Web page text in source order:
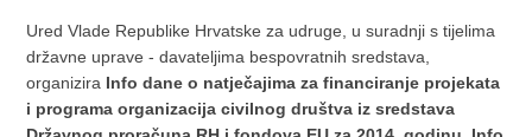
Ured Vlade Republike Hrvatske za udruge, u suradnji s tijelima
državne uprave - davateljima bespovratnih sredstava,
organizira Info dane o natječajima za financiranje projekata
i programa organizacija civilnog društva iz sredstava